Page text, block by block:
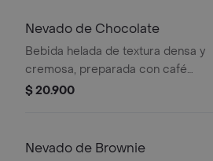
Nevado de Chocolate
Bebida helada de textura densa y
cremosa, preparada con café
espresso, chocolate, mezcla láctea,
$ 20.900
Nevado de Brownie